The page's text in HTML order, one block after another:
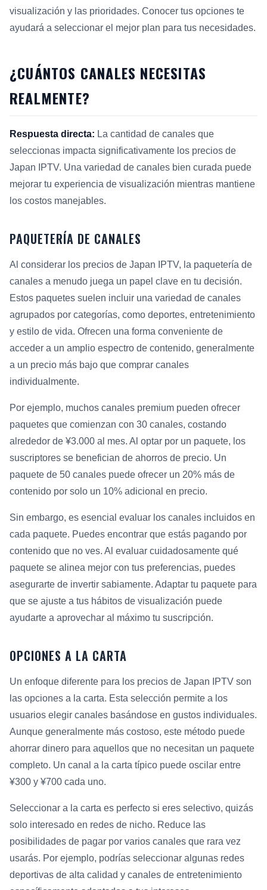
visualización y las prioridades. Conocer tus opciones te
ayudará a seleccionar el mejor plan para tus necesidades.
¿CUÁNTOS CANALES NECESITAS
REALMENTE?
Respuesta directa: La cantidad de canales que
seleccionas impacta significativamente los precios de
Japan IPTV. Una variedad de canales bien curada puede
mejorar tu experiencia de visualización mientras mantiene
los costos manejables.
PAQUETERÍA DE CANALES
Al considerar los precios de Japan IPTV, la paquetería de
canales a menudo juega un papel clave en tu decisión.
Estos paquetes suelen incluir una variedad de canales
agrupados por categorías, como deportes, entretenimiento
y estilo de vida. Ofrecen una forma conveniente de
acceder a un amplio espectro de contenido, generalmente
a un precio más bajo que comprar canales
individualmente.
Por ejemplo, muchos canales premium pueden ofrecer
paquetes que comienzan con 30 canales, costando
alrededor de ¥3.000 al mes. Al optar por un paquete, los
suscriptores se benefician de ahorros de precio. Un
paquete de 50 canales puede ofrecer un 20% más de
contenido por solo un 10% adicional en precio.
Sin embargo, es esencial evaluar los canales incluidos en
cada paquete. Puedes encontrar que estás pagando por
contenido que no ves. Al evaluar cuidadosamente qué
paquete se alinea mejor con tus preferencias, puedes
asegurarte de invertir sabiamente. Adaptar tu paquete para
que se ajuste a tus hábitos de visualización puede
ayudarte a aprovechar al máximo tu suscripción.
OPCIONES A LA CARTA
Un enfoque diferente para los precios de Japan IPTV son
las opciones a la carta. Esta selección permite a los
usuarios elegir canales basándose en gustos individuales.
Aunque generalmente más costoso, este método puede
ahorrar dinero para aquellos que no necesitan un paquete
completo. Un canal a la carta típico puede oscilar entre
¥300 y ¥700 cada uno.
Seleccionar a la carta es perfecto si eres selectivo, quizás
solo interesado en redes de nicho. Reduce las
posibilidades de pagar por varios canales que rara vez
usarás. Por ejemplo, podrías seleccionar algunas redes
deportivas de alta calidad y canales de entretenimiento